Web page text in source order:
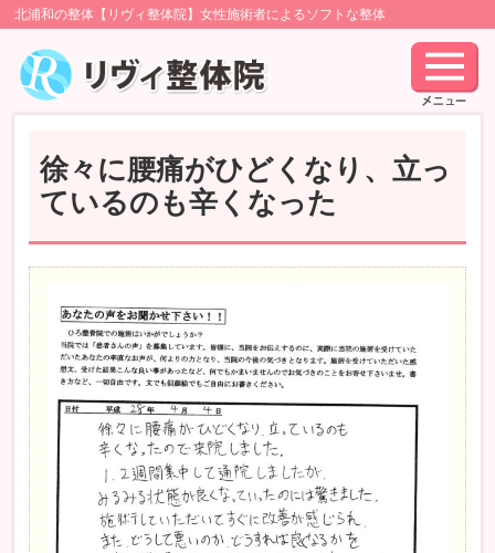
北浦和の整体【リヴィ整体院】女性施術者によるソフトな整体
徐々に腰痛がひどくなり、立っ
ているのも辛くなった